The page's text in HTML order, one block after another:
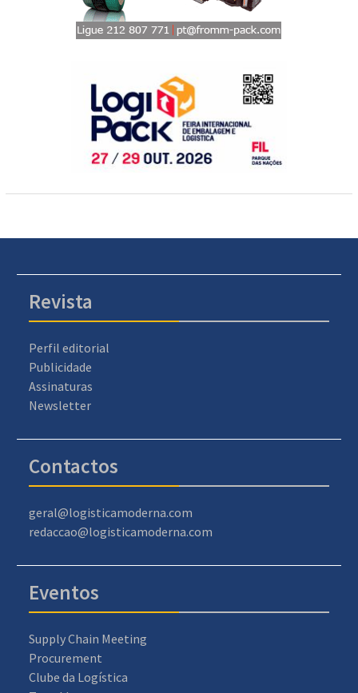
Revista
Perfil editorial
Publicidade
Assinaturas
Newsletter
Contactos
geral@logisticamoderna.com
redaccao@logisticamoderna.com
Eventos
Supply Chain Meeting
Procurement
Clube da Logística